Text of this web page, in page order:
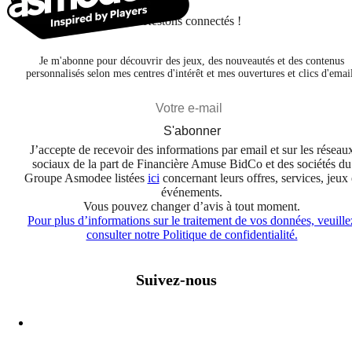
Restons connectés !
Je m'abonne pour découvrir des jeux, des nouveautés et des contenus
personnalisés selon mes centres d'intérêt et mes ouvertures et clics
S'abonner
J’accepte de recevoir des informations par email et sur les
sociaux de la part de Financière Amuse BidCo et des sociétés du
Groupe Asmodee listées ici concernant leurs offres, services, jeux
événements.
Vous pouvez changer d’avis à tout moment.
Pour plus d’informations sur le traitement de vos données,
consulter notre Politique de confidentialité.
Suivez-nous